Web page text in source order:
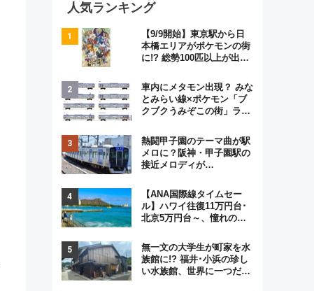
人気ランキング
【9/9開始】東京駅から日
本橋エリアがポケモンの街
に!? 総勢100匹以上が出現
格謎解き・グッズ情報まと
め
車内にメタモン出現？ みな
とみらい線×ポケモン「ブ
クブクうみぞこの街」ラッ
この夏は直通列車で横浜
へ！
熱闘甲子園のテーマ曲が駅
メロに？阪神・甲子園駅の
接近メロディが
実アレンジの特別仕様へ、
8月5日始発から
【ANA国際線タイムセー
ル】ハワイ往復11万円台･
北京5万円台～、憧れのビ
GW旅行まで狙える激アツ
路線まとめ（8/10まで）
無一文の大学生が町家を水
族館に!? 福井･小浜の珍し
い水族館、世界に一つだけ